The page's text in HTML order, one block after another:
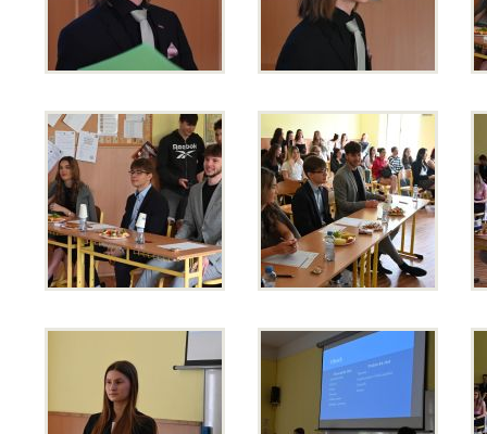
Obchodní akademie – OA
O nás
Učební plány a ŠVP
Pro
studenty